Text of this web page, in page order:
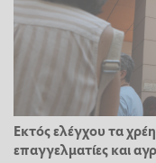
Εκτός ελέγχου τα
επαγγελματίες και